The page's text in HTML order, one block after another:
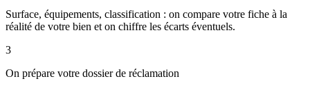
Surface, équipements, classification : on compare votre fiche à la
réalité de votre bien et on chiffre les écarts éventuels.
3
On prépare votre dossier de réclamation